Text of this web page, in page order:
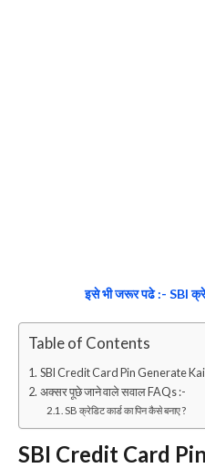
इसे भी जरूर पढे :- SBI
Table of Contents
SBI Credit Card Pin Generate
अक्सर पूछे जाने वाले सवाल FAQs :-
SB क्रेडिट कार्ड का पिन कैसे बनाए ?
SBI Credit Card